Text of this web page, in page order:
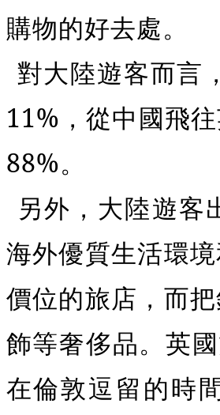
購物的好去處。
對大陸遊客而言
11%，從中國飛
88%。
另外，大陸遊客
海外優質生活環
價位的旅店，而
飾等奢侈品。英
在倫敦逗留的時